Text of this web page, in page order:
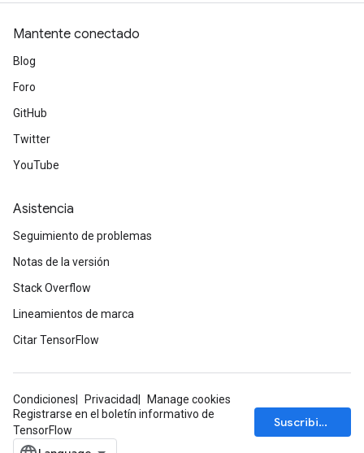
Mantente conectado
Blog
Foro
GitHub
Twitter
YouTube
Asistencia
Seguimiento de problemas
Notas de la versión
Stack Overflow
Lineamientos de marca
Citar TensorFlow
Condiciones Privacidad
Manage cookies
Registrarse en el boletín informativo de
TensorFlow
Suscribirse